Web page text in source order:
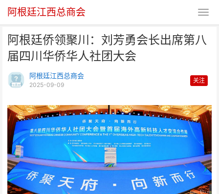
阿根廷江西总商会
阿根廷侨领聚川：刘芳勇会长出席第八
届四川华侨华人社团大会
阿根廷江西总商会
2025-09-09
关注
阿根廷侨领聚川：刘芳勇会长出席
第八届四川华侨华人社团